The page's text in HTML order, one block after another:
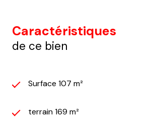
Caractéristiques
de ce bien
Surface 107 m²
terrain 169 m²